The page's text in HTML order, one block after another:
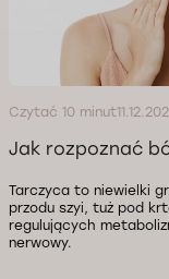
Czytać 10 minut
Jak rozpoznać
Tarczyca to niewielki
przodu szyi, tuż pod
regulujących
nerwowy.